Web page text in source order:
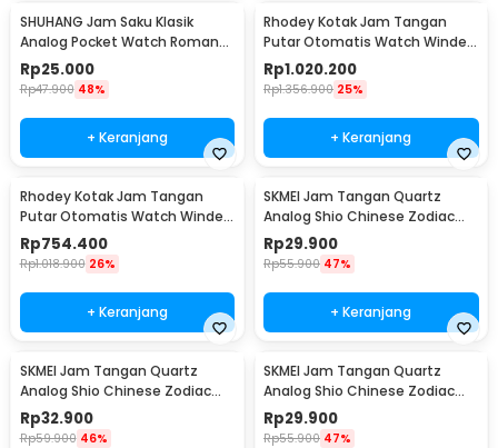
SHUHANG Jam Saku Klasik
Analog Pocket Watch Roman
Steampunk - PJX1596
Rp25.000
Rp47.900 48%
+ Keranjang
Rhodey Kotak Jam Tangan
Putar Otomatis Watch Winder
LED 4 Slot - SKW164-B
Rp1.020.200
Rp1.356.900 25%
+ Keranjang
Rhodey Kotak Jam Tangan
Putar Otomatis Watch Winder
LED 6 Slot - SKW168
Rp754.400
Rp1.018.900 26%
+ Keranjang
SKMEI Jam Tangan Quartz
Analog Shio Chinese Zodiac
Waterproof 30M Babi - 2327
Rp29.900
Rp55.900 47%
+ Keranjang
SKMEI Jam Tangan Quartz
Analog Shio Chinese Zodiac
Waterproof 30M Kambing -
2327
Rp32.900
Rp59.900 46%
SKMEI Jam Tangan Quartz
Analog Shio Chinese Zodiac
Waterproof 30M Ular - 2327
Rp29.900
Rp55.900 47%